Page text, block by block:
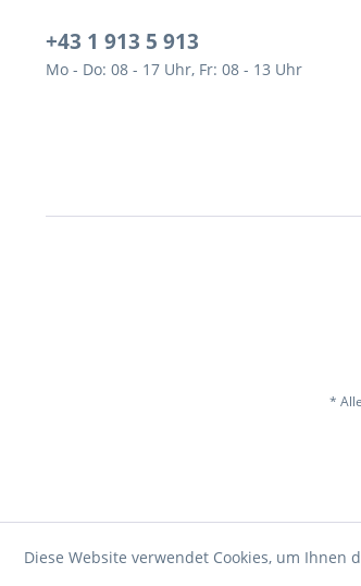
+43 1 913 5 913
Mo - Do: 08 - 17 Uhr, Fr: 08 - 13 Uhr
*
Diese Website verwendet Cookies, um